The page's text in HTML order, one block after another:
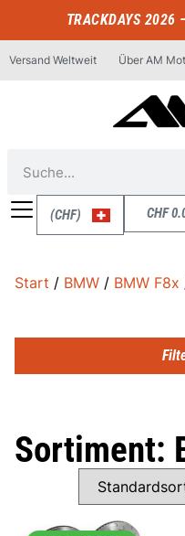
TRACKDAYS 2026
Versand Weltweit Über AM
(CHF) CHF
Start / BMW / BMW F8x
Sortiment: